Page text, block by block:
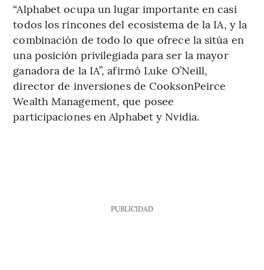
“Alphabet ocupa un lugar importante en casi
todos los rincones del ecosistema de la IA, y la
combinación de todo lo que ofrece la sitúa en
una posición privilegiada para ser la mayor
ganadora de la IA”, afirmó Luke O’Neill,
director de inversiones de CooksonPeirce
Wealth Management, que posee
participaciones en Alphabet y Nvidia.
PUBLICIDAD